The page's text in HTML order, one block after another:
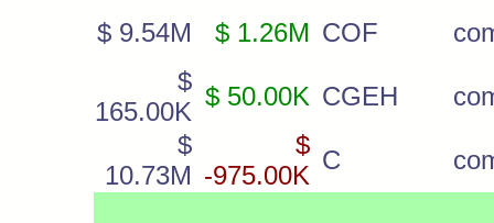
$ 9.54M $ 1.26M COF
$
165.00K
$ 50.00K CGEH
$
10.73M
$
-975.00K
C